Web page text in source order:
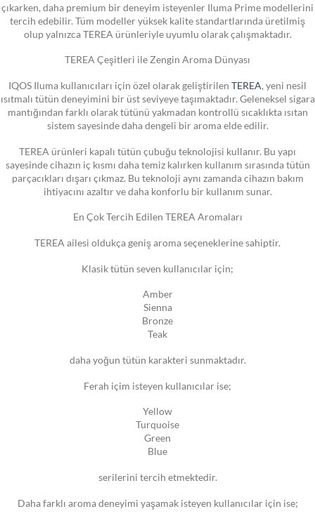
çıkarken, daha premium bir deneyim isteyenler Iluma Prime modellerini
tercih edebilir. Tüm modeller yüksek kalite standartlarında üretilmiş
olup yalnızca TEREA ürünleriyle uyumlu olarak çalışmaktadır.
TEREA Çeşitleri ile Zengin Aroma Dünyası
IQOS Iluma kullanıcıları için özel olarak geliştirilen TEREA, yeni nesil
ısıtmalı tütün deneyimini bir üst seviyeye taşımaktadır. Geleneksel sigara
mantığından farklı olarak tütünü yakmadan kontrollü sıcaklıkta ısıtan
sistem sayesinde daha dengeli bir aroma elde edilir.
TEREA ürünleri kapalı tütün çubuğu teknolojisi kullanır. Bu yapı
sayesinde cihazın iç kısmı daha temiz kalırken kullanım sırasında tütün
parçacıkları dışarı çıkmaz. Bu teknoloji aynı zamanda cihazın bakım
ihtiyacını azaltır ve daha konforlu bir kullanım sunar.
En Çok Tercih Edilen TEREA Aromaları
TEREA ailesi oldukça geniş aroma seçeneklerine sahiptir.
Klasik tütün seven kullanıcılar için;
Amber
Sienna
Bronze
Teak
daha yoğun tütün karakteri sunmaktadır.
Ferah içim isteyen kullanıcılar ise;
Yellow
Turquoise
Green
Blue
serilerini tercih etmektedir.
Daha farklı aroma deneyimi yaşamak isteyen kullanıcılar için ise;